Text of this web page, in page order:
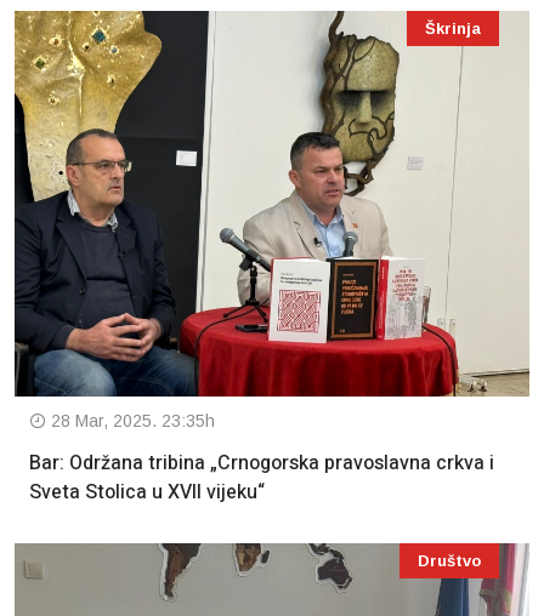
Škrinja
28 Mar, 2025. 23:35h
Bar: Održana tribina „Crnogorska pravoslavna crkva i
Sveta Stolica u XVII vijeku“
Društvo